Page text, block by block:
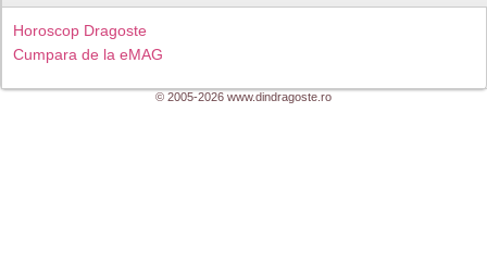
Horoscop Dragoste
Cumpara de la eMAG
© 2005-2026 www.dindragoste.ro